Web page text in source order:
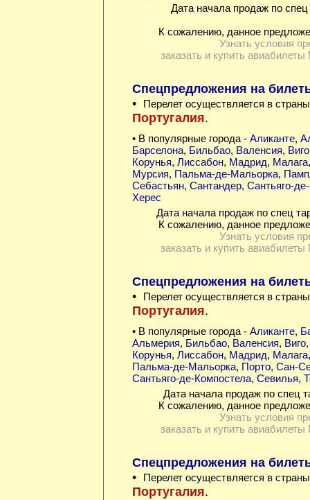
Дата начала продаж по
К сожалению, данное
Узнать условия
заказать и купить
Спецпредложения на
•
Перелет осуществляется в
Португалия.
• В популярные города - Аликанте,
Барселона, Бильбао, Валенсия, Виго
Корунья, Лиссабон, Мадрид, Малага
Мурсия, Пальма-де-Мальорка,
Себастьян, Сантандер, Сантьяго-
Херес
Дата начала продаж по спец
К сожалению, данное
Узнать условия
заказать и купить
Спецпредложения на
•
Перелет осуществляется в
Португалия.
• В популярные города - Аликанте,
Альмерия, Бильбао, Валенсия, Виго
Корунья, Лиссабон, Мадрид, Малага
Пальма-де-Мальорка, Порто, Сан-
Сантьяго-де-Компостела, Севилья,
Дата начала продаж по спец
К сожалению, данное
Узнать условия
заказать и купить
Спецпредложения на
•
Перелет осуществляется в
Португалия.